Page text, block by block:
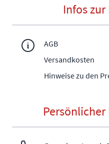
Infos
AGB
Versandkosten
Hinweise zu den